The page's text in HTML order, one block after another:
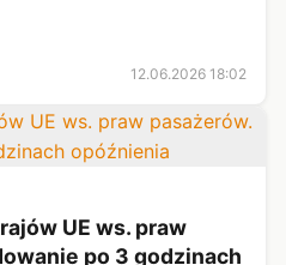
12.06.2026 18:02
UE ws. praw
po 3 godzinach